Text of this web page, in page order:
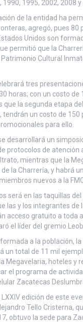
1995, 2002, 2008 y
de la entidad ha
agregó, pues 80
Unidos son
permitió que la
Cultural
tres
horas; con un costo de
que la segunda etapa
tendrán un costo de 150
para ello.
desarrollará un
protocolos de atención
mientras que la
la Charrería, y habrá
nuevos a la
será en las taquillas
las y los integrantes de
acceso gratuito a toda
el líder del gremio
a la población,
un total de 11 mil
Megavelaria, hoteles y
el programa de
Zacatecas
LXXIV edición de este
Tello Cristerna,
obtuvo la sede para